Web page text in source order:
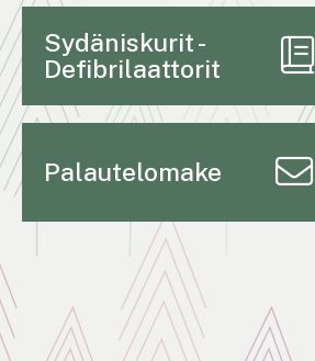
Sydäniskurit -
Defibrilaattorit
Palautelomake